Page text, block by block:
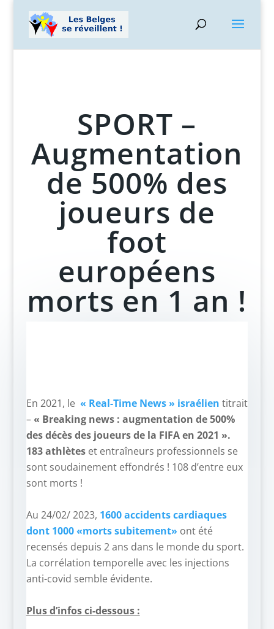
SPORT –
Augmentation
de 500% des
joueurs de
foot
européens
morts en 1 an !
En 2021, le « Real-Time News » israélien titrait
–« Breaking news : augmentation de 500%
des décès des joueurs de la FIFA en 2021 ».
183 athlèteset entraîneurs professionnels se
sont soudainement effondrés ! 108 d’entre eux
sont morts !
Au 24/02/ 2023, 1600 accidents cardiaques
dont 1000 «morts subitement» ont été
recensés depuis 2 ans dans le monde du sport.
La corrélation temporelle avec les injections
anti-covid semble évidente.
Plus d’infos ci-dessous :